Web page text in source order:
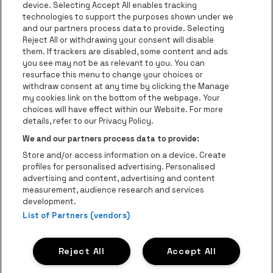
Ga naar de website van Europcar
Ga naar de
Ga naar de website van Coca-Cola
Ga naar de website van
Ga naar de
Ga naar de website van Champagne
Ga naar de website
Ga naar de website van Het
Ga naar de
AFAS Dome is een deel van be•at
AFAS Dome
Schijnpoortweg 119, 2170 Antwerpen
Be-At Venues
Schijnpoortweg 119, 2170 Antwerpen
BTW (BE) 0461.051.688 - RPR Antwerpen
BNP Paribas Fortis - IBAN: BE93 2200 4925 0067 - BIC:
GEBABEBB
ProclaimerCookiesManage my cookiesPrivacy
device. Selecting Accept All enables tracking
technologies to support the purposes shown under we
and our partners process data to provide. Selecting
Reject All or withdrawing your consent will disable
them. If trackers are disabled, some content and ads
you see may not be as relevant to you. You can
resurface this menu to change your choices or
withdraw consent at any time by clicking the Manage
my cookies link on the bottom of the webpage. Your
choices will have effect within our Website. For more
details, refer to our Privacy Policy.
We and our partners process data to provide:
Store and/or access information on a device. Create
profiles for personalised advertising. Personalised
advertising and content, advertising and content
measurement, audience research and services
development.
List of Partners (vendors)
Accept All
Reject All